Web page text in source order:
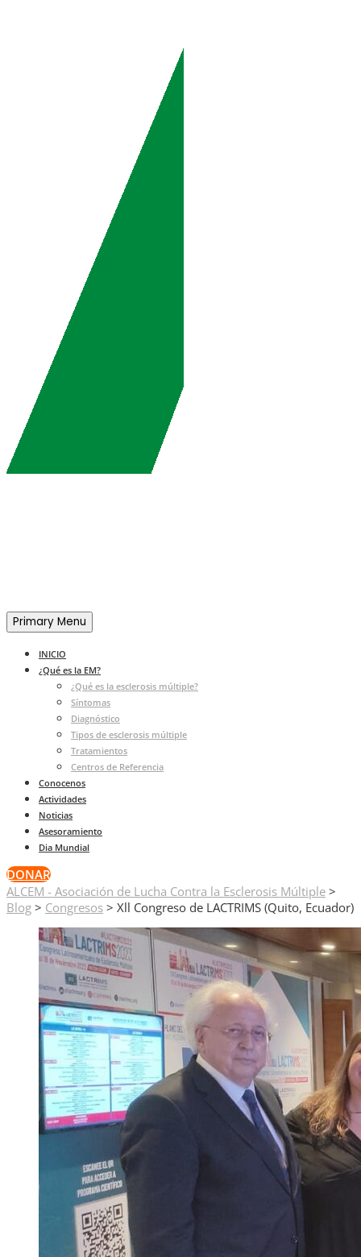
Primary Menu
INICIO
¿Qué es la EM?
¿Qué es la esclerosis múltiple?
Síntomas
Diagnóstico
Tipos de esclerosis múltiple
Tratamientos
Centros de Referencia
Conocenos
Actividades
Noticias
Asesoramiento
Dia Mundial
DONAR
ALCEM - Asociación de Lucha Contra la Esclerosis Múltiple >
Blog > Congresos > Xll Congreso de LACTRIMS (Quito, Ecuador)